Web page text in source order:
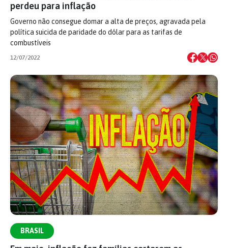
perdeu para inflação
Governo não consegue domar a alta de preços, agravada pela
política suicida de paridade do dólar para as tarifas de
combustíveis
12/07/2022
BRASIL